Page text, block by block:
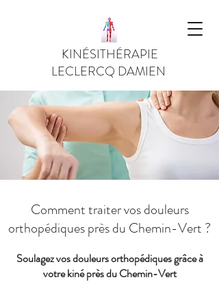
KINÉSITHÉRAPIE
LECLERCQ DAMIEN
Comment traiter vos douleurs
orthopédiques près du Chemin-Vert ?
Soulagez vos douleurs orthopédiques grâce à
votre kiné près du Chemin-Vert